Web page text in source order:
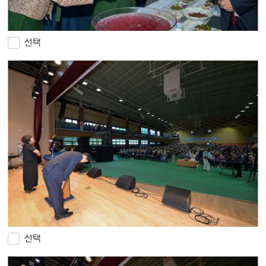
선택
선택